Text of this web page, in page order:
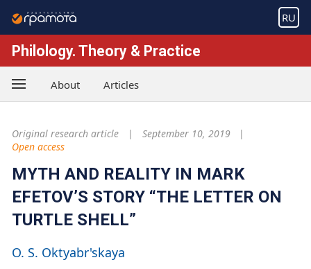
RU
Philology. Theory & Practice
About Articles
Original research article
September 10, 2019
Open access
MYTH AND REALITY IN MARK
EFETOV’S STORY “THE LETTER ON
TURTLE SHELL”
O. S. Oktyabr'skaya